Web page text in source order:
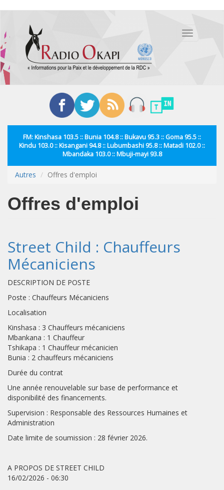
contenu
principal
Toggle
FM: Kinshasa 103.5 :: Bunia 104.8 :: Bukavu 95.3 :: Goma 95.5 ::
Kindu 103.0 :: Kisangani 94.8 :: Lubumbashi 95.8 :: Matadi 102.0 ::
Mbandaka 103.0 :: Mbuji-mayi 93.8
Autres Offres d'emploi
Offres d'emploi
Street Child : Chauffeurs
Mécaniciens
DESCRIPTION DE POSTE
Poste : Chauffeurs Mécaniciens
Localisation
Kinshasa : 3 Chauffeurs mécaniciens
Mbankana : 1 Chauffeur
Tshikapa : 1 Chauffeur mécanicien
Bunia : 2 chauffeurs mécaniciens
Durée du contrat
Une année renouvelable sur base de performance et
disponibilité des financements.
Supervision : Responsable des Ressources Humaines et
Administration
Date limite de soumission : 28 février 2026.
A PROPOS DE STREET CHILD
16/02/2026 - 06:30